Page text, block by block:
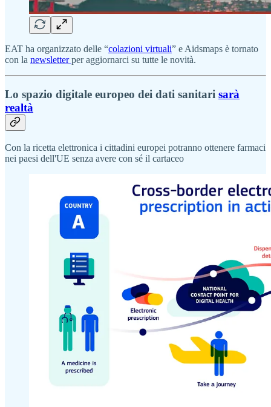
EAT ha organizzato delle “colazioni virtuali” e Aidsmaps è tornato
con la newsletterper aggiornarci su tutte le novità.
Lo spazio digitale europeo dei dati sanitari sarà
realtà
Con la ricetta elettronica i cittadini europei potranno ottenere farmaci
nei paesi dell'UE senza avere con sé il cartaceo